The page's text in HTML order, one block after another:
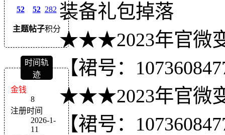
52
主题
52
帖子
282
积分
时间轨
迹
金钱
8
注册时间
2026-1-
11
装备礼包掉落
★★★2023年官微
【裙号：
★★★2023年官微
【裙号：